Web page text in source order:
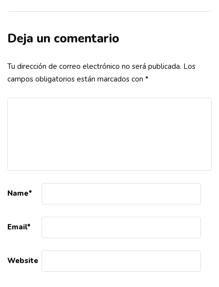
Deja un comentario
Tu dirección de correo electrónico no será publicada. Los
campos obligatorios están marcados con *
Name*
Email*
Website